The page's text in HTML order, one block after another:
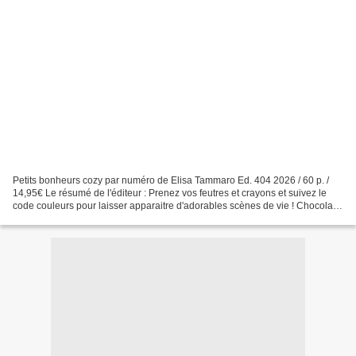
Petits bonheurs cozy par numéro de Elisa Tammaro Ed. 404 2026 / 60 p. /
14,95€ Le résumé de l'éditeur : Prenez vos feutres et crayons et suivez le
code couleurs pour laisser apparaitre d'adorables scènes de vie ! Chocolat